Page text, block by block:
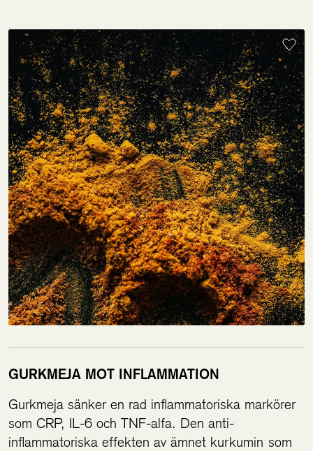
GURKMEJA MOT INFLAMMATION
Gurkmeja sänker en rad inflammatoriska markörer
som CRP, IL-6 och TNF-alfa. Den anti-
inflammatoriska effekten av ämnet kurkumin som